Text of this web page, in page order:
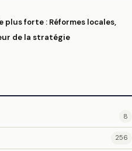
plus forte : Réformes locales,
de la stratégie
8
256